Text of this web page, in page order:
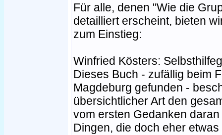
Für alle, denen "Wie die
detailliert erscheint, bieten
zum Einstieg:
Winfried Kösters:
Dieses Buch - zufällig beim
Magdeburg gefunden -
übersichtlicher Art den
vom ersten Gedanken
Dingen, die doch eher